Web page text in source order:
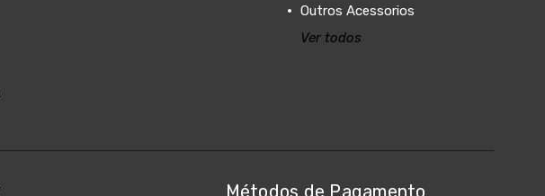
Outros Acessorios
Ver todos
Métodos de Pagamento